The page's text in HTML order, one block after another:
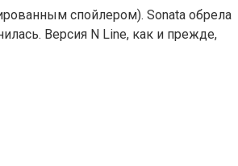
спойлером). Sonata обрела
Версия N Line, как и прежде,